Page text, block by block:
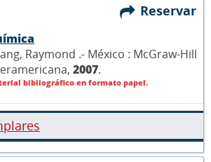
Reservar
Raymond .- México : McGraw-Hill
2007.
bibliográfico en formato papel.